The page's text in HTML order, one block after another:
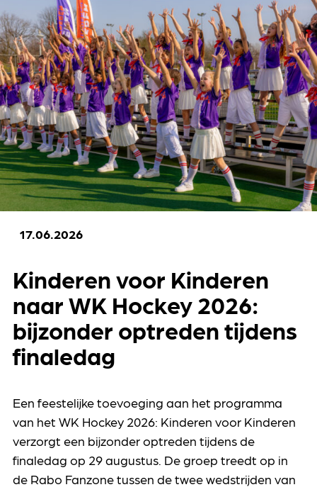
17.06.2026
Kinderen voor Kinderen
naar WK Hockey 2026:
bijzonder optreden tijdens
finaledag
Een feestelijke toevoeging aan het programma
van het WK Hockey 2026: Kinderen voor Kinderen
verzorgt een bijzonder optreden tijdens de
finaledag op 29 augustus. De groep treedt op in
de Rabo Fanzone tussen de twee wedstrijden van